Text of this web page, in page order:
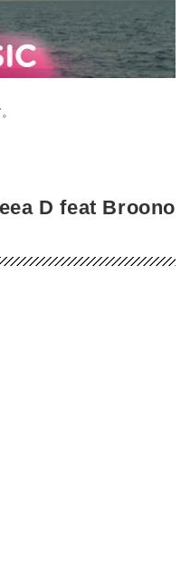
D feat Broono